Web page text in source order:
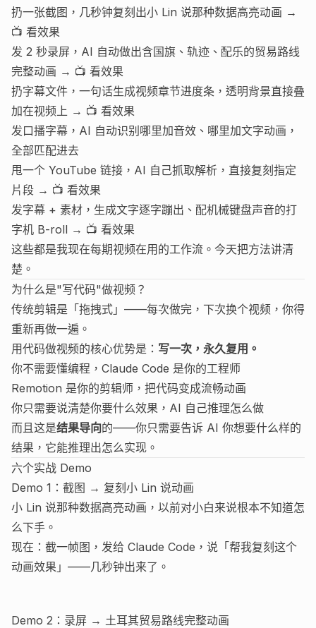
扔一张截图，几秒钟复刻出小 Lin 说那种数据高亮动画 →
📺 看效果
发 2 秒录屏，AI 自动做出含国旗、轨迹、配乐的贸易路线
完整动画 → 📺 看效果
扔字幕文件，一句话生成视频章节进度条，透明背景直接叠
加在视频上 → 📺 看效果
发口播字幕，AI 自动识别哪里加音效、哪里加文字动画，
全部匹配进去
甩一个 YouTube 链接，AI 自己抓取解析，直接复刻指定
片段 → 📺 看效果
发字幕 + 素材，生成文字逐字蹦出、配机械键盘声音的打
字机 B-roll → 📺 看效果
这些都是我现在每期视频在用的工作流。今天把方法讲清
楚。
为什么是"写代码"做视频？
传统剪辑是「拖拽式」——每次做完，下次换个视频，你得
重新再做一遍。
用代码做视频的核心优势是： 写一次，永久复用。
你不需要懂编程，Claude Code 是你的工程师
Remotion 是你的剪辑师，把代码变成流畅动画
你只需要说清楚你要什么效果，AI 自己推理怎么做
而且这是结果导向的——你只需要告诉 AI 你想要什么样的
结果，它能推理出怎么实现。
六个实战 Demo
Demo 1：截图 → 复刻小 Lin 说动画
小 Lin 说那种数据高亮动画，以前对小白来说根本不知道怎
么下手。
现在：截一帧图，发给 Claude Code，说「帮我复刻这个
动画效果」——几秒钟出来了。
Demo 2：录屏 → 土耳其贸易路线完整动画